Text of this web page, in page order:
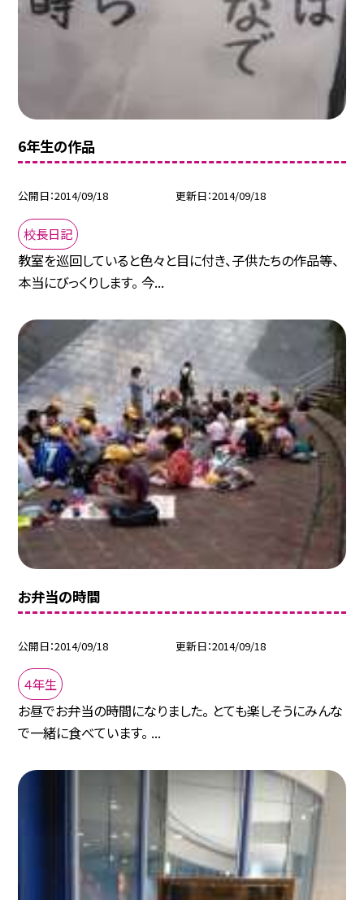
6年生の作品
公開日 2014/09/18 更新日 2014/09/18
校長日記
教室を巡回していると色々と目に付き、子供たちの作品等、
本当にびっくりします。 今...
お弁当の時間
公開日 2014/09/18 更新日 2014/09/18
４年生
お昼でお弁当の時間になりました。 とても楽しそうにみんな
で一緒に食べています。 ...